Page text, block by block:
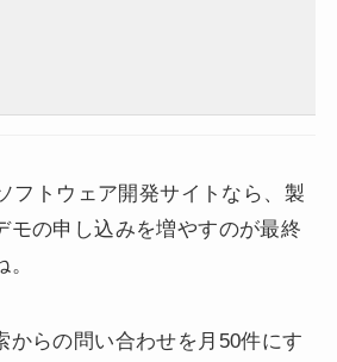
フトウェア開発サイトなら、製
モの申し込みを増やすのが最終
からの問い合わせを月50件にす